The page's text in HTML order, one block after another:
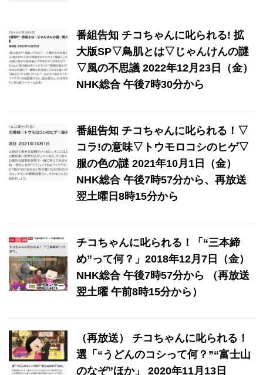
番組告知 チコちゃんに叱られる! 拡
大版SP▽鳥肌とは▽じゃんけんの謎
▽風の不思議 2022年12月23日（金）
NHK総合 午後7時30分から
番組告知 チコちゃんに叱られる！▽
コラ!の意味▽トウモロコシのヒゲ▽
服の色の謎 2021年10月1日（金）
NHK総合 午後7時57分から、再放送
翌土曜日8時15分から
チコちゃんに叱られる！「“三本締
め”って何？」2018年12月7日（金）
NHK総合 午後7時57分から （再放送
翌土曜 午前8時15分から）
（再放送） チコちゃんに叱られる！
選「“うどんのコシって何？”“富士山
のなぞ”ほか」 2020年11月13日